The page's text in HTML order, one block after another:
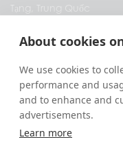
About cookies
We use cookies to
performance and
and to enhance and
advertisements.
Learn more
Tạng, Trung Quốc
KẾT NỐI VỚI CHÚNG